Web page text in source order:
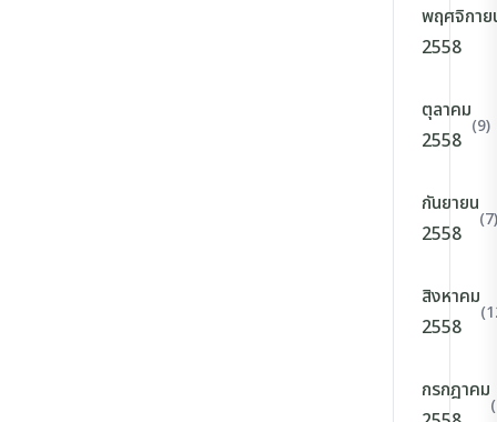
พฤศจิกาย
2558
ตุลาคม
2558
(9)
กันยายน
2558
(7)
สิงหาคม
2558
กรกฎาคม